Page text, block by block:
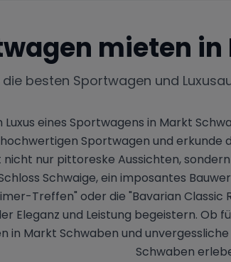
mieten in
die besten Sportwagen und
eines Sportwagens in Markt
Sportwagen und
nur pittoreske Aussichten,
Schwaige, ein imposantes
Treffen" oder die "Bavarian
Eleganz und Leistung begeistern.
in Markt Schwaben und
Schwaben